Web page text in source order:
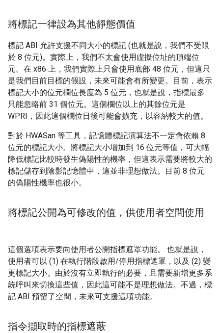
將標記一律設為其他靜態價值
標記 ABI 允許支援不同大小的標記 (也就是說，我們不受限
於 8 位元)。實際上，我們不太會使用虛擬位址的頂端位
元。在 x86 上，我們實際上只會使用底部 48 位元，但這只
是我們目前目標的假設，未來可能會有所變更。目前，表示
標記大小的位元欄位長度為 5 位元，也就是說，指標最多
只能忽略前 31 個位元。這個欄位以上的其餘位元是
WPRI，因此這個欄位日後可能會擴充，以容納較大的值。
對於 HWASan 等工具，記憶體標記演算法不一定會依賴 8
位元的標記大小。將標記大小增加到 16 位元等值，可大幅
降低標記比較時發生偽陽性的機率，但這表示需要將較大的
標記儲存到陰影記憶體中，這並非理想做法。目前 8 位元
的偽陽性機率也很小。
將標記公開為可修改的值，供使用者空間使用
這個選項表示要向使用者公開指標遮罩功能。 也就是說，
使用者可以 (1) 在執行階段啟用/停用指標遮罩，以及 (2) 變
更標記大小。由於沒有立即執行的必要，且需要新增更多系
統呼叫來切換這些值，因此這可能不是理想做法。不過，標
記 ABI 預留了空間，未來可支援這項功能。
指令擷取時的指標遮蔽